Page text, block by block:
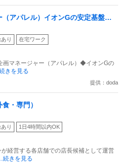
アパレル）イオンGの安定基盤／
り 在宅ワーク
画マネージャー（アパレル）◆イオンGの
きを見る
提供：doda
・専門）
り 1日4時間以内OK
経営する各店舗での店長候補として運営
…続きを見る